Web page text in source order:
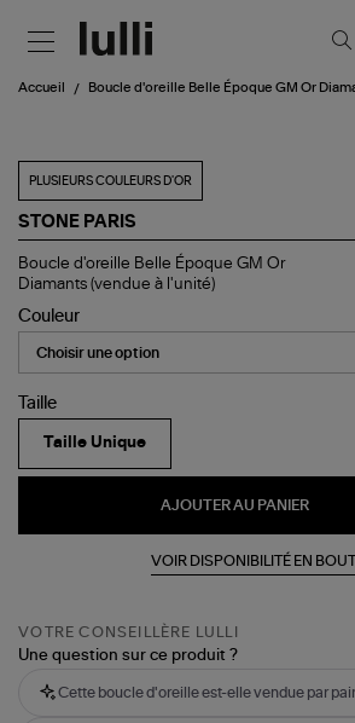
Accueil Boucle d'oreille Belle Époque GM Or
PLUSIEURS COULEURS D'OR
STONE PARIS
Boucle
d'oreille
Époque
GM
Or
Diamants
(vendue
à
l'unité)
Boucle d'oreille Belle Époque GM Or
Diamants (vendue à l'unité)
Couleur
Taille
Taille Unique
AJOUTER AU PANIER
VOIR DISPONIBILITÉ EN
VOTRE CONSEILLÈRE LULLI
Une question sur ce produit ?
Cette boucle d'oreille est-elle vendue par